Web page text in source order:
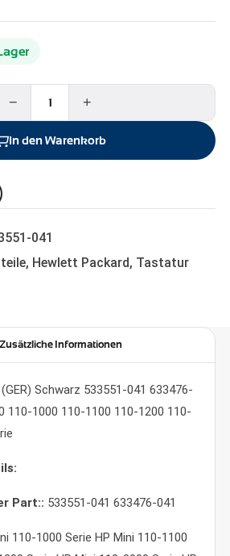
− +
In den Warenkorb
041
, Hewlett Packard, Tastatur
Zusätzliche Informationen
Schwarz 533551-041 633476-
110-1000 110-1100 110-1200 110-
Part:: 533551-041 633476-041
110-1000 Serie HP Mini 110-1100